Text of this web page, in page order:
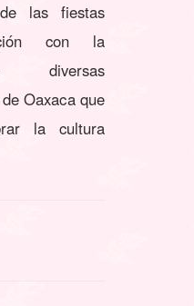
las fiestas
con la
diversas
Oaxaca que
la cultura